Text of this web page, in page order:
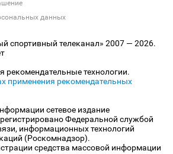
данных
спортивный телеканал» 2007 — 2026.
рекомендательные технологии.
применения рекомендательных
сетевое издание
Федеральной службой
информационных технологий
(Роскомнадзор).
средства массовой информации